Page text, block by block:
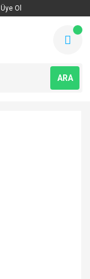
Üye Ol
ARA